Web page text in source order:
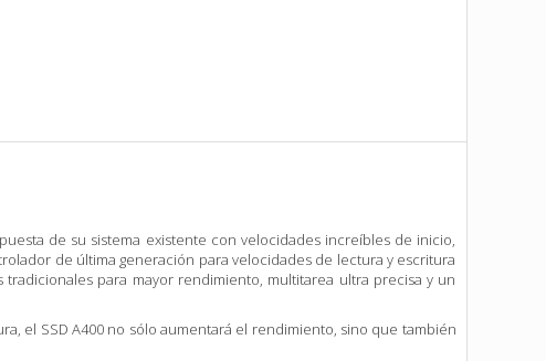
de su sistema existente con velocidades increíbles de inicio,
de última generación para velocidades de lectura y escritura
tradicionales para mayor rendimiento, multitarea ultra precisa y un
el SSD A400 no sólo aumentará el rendimiento, sino que también